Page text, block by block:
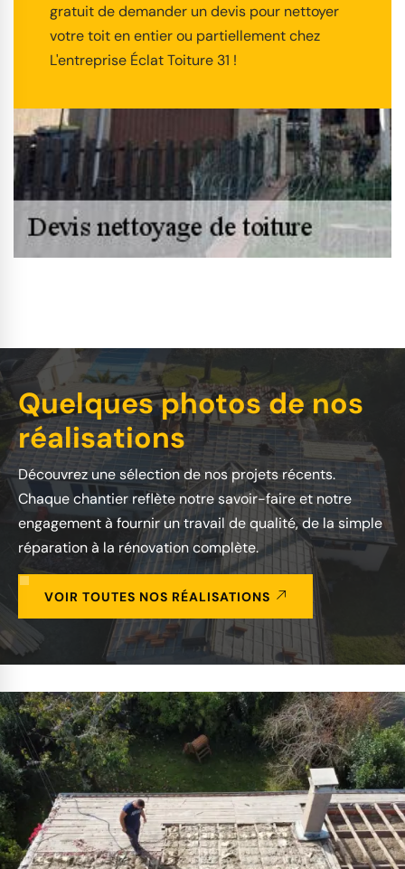
gratuit de demander un devis pour nettoyer
votre toit en entier ou partiellement chez
L'entreprise Éclat Toiture 31 !
Quelques photos de nos
réalisations
Découvrez une sélection de nos projets récents.
Chaque chantier reflète notre savoir-faire et notre
engagement à fournir un travail de qualité, de la simple
réparation à la rénovation complète.
VOIR TOUTES NOS RÉALISATIONS